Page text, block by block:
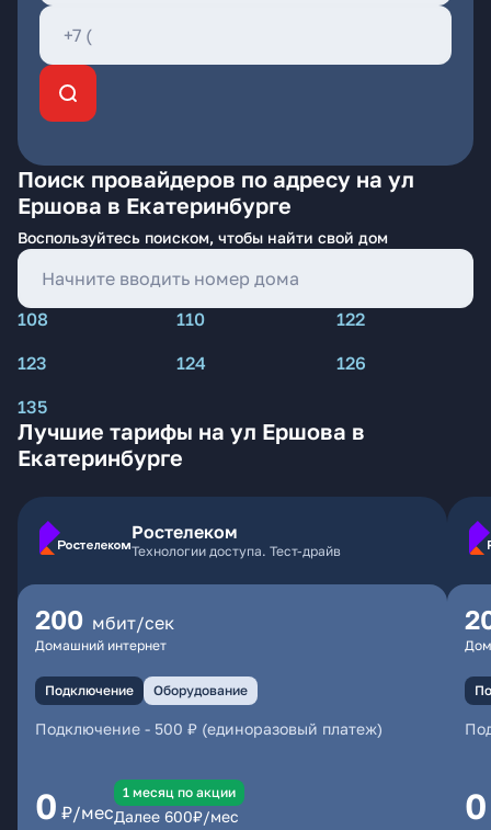
Поиск провайдеров по адресу на ул
Ершова в Екатеринбурге
Воспользуйтесь поиском, чтобы найти свой дом
108 110
122
123
124
126
135
Лучшие тарифы на ул Ершова в
Екатеринбурге
Ростелеком
Технологии доступа. Тест-драйв
200 мбит/сек
Домашний интернет
Подключение Оборудование
Подключение - 500 ₽ (единоразовый платеж)
0 ₽/мес
1 месяц по акции
Далее 600₽/мес 0